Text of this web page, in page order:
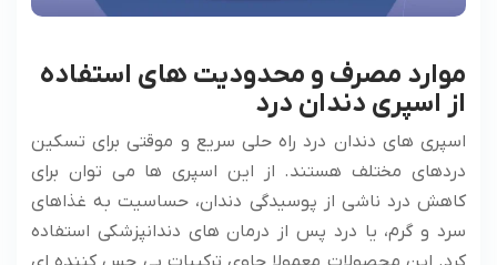
موارد مصرف و محدودیت ‌های استفاده
از اسپری دندان درد
اسپری ‌های دندان درد راه‌ حلی سریع و موقتی برای تسکین
دردهای مختلف هستند. از این اسپری‌ ها می ‌توان برای
کاهش درد ناشی از پوسیدگی دندان، حساسیت به غذاهای
سرد و گرم، یا درد پس از درمان‌ های دندانپزشکی استفاده